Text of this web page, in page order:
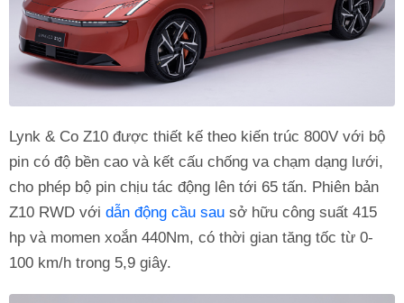
Lynk & Co Z10 được thiết kế theo kiến trúc 800V với bộ
pin có độ bền cao và kết cấu chống va chạm dạng lưới,
cho phép bộ pin chịu tác động lên tới 65 tấn. Phiên bản
Z10 RWD với dẫn động cầu sau sở hữu công suất 415
hp và momen xoắn 440Nm, có thời gian tăng tốc từ 0-
100 km/h trong 5,9 giây.